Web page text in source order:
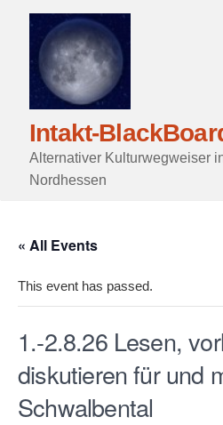
Skip
content
Intakt-
Alternativer Kulturwegweiser
Nordhessen
« All Events
This event has passed.
1.-2.8.26 Lesen,
diskutieren für und
Schwalbental